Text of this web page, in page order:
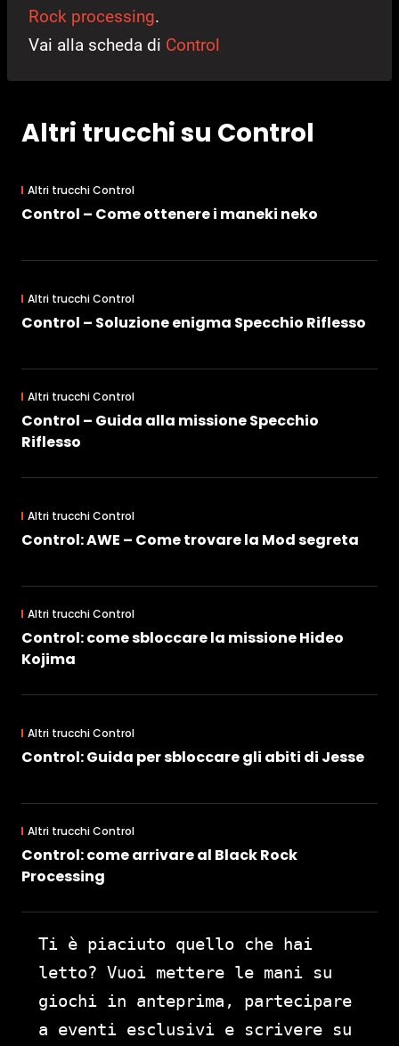
Rock processing.
Vai alla scheda di Control
Altri trucchi su Control
Altri trucchi Control
Control – Come ottenere i maneki neko
Altri trucchi Control
Control – Soluzione enigma Specchio Riflesso
Altri trucchi Control
Control – Guida alla missione Specchio
Riflesso
Altri trucchi Control
Control: AWE – Come trovare la Mod segreta
Altri trucchi Control
Control: come sbloccare la missione Hideo
Kojima
Altri trucchi Control
Control: Guida per sbloccare gli abiti di Jesse
Altri trucchi Control
Control: come arrivare al Black Rock
Processing
Ti è piaciuto quello che hai
letto? Vuoi mettere le mani su
giochi in anteprima, partecipare
a eventi esclusivi e scrivere su